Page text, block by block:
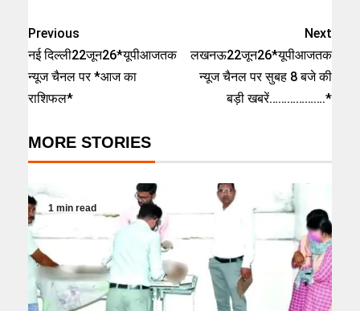
Previous
नई दिल्ली22जून26*यूपीआजतक
न्यूज चैनल पर *आज का
राशिफल*
Next
लखनऊ22जून26*यूपीआजतक
न्यूज चैनल पर सुबह 8 बजे की
बड़ी खबरें……………….*
MORE STORIES
1 min read